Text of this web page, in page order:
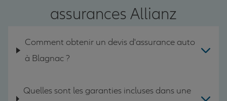
assurances Allianz
Comment obtenir un devis d'assurance auto
à Blagnac ?
Quelles sont les garanties incluses dans une